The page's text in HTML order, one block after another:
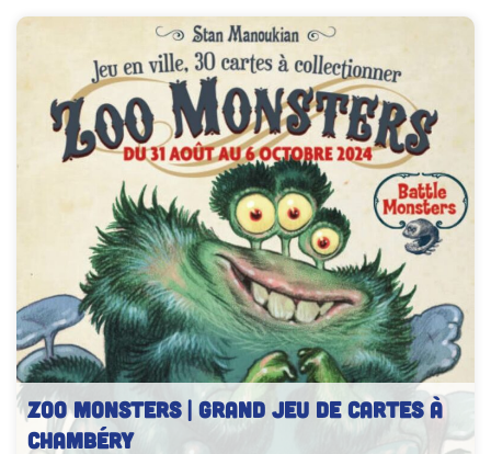
ZOO MONSTERS | Grand jeu de cartes à
Chambéry